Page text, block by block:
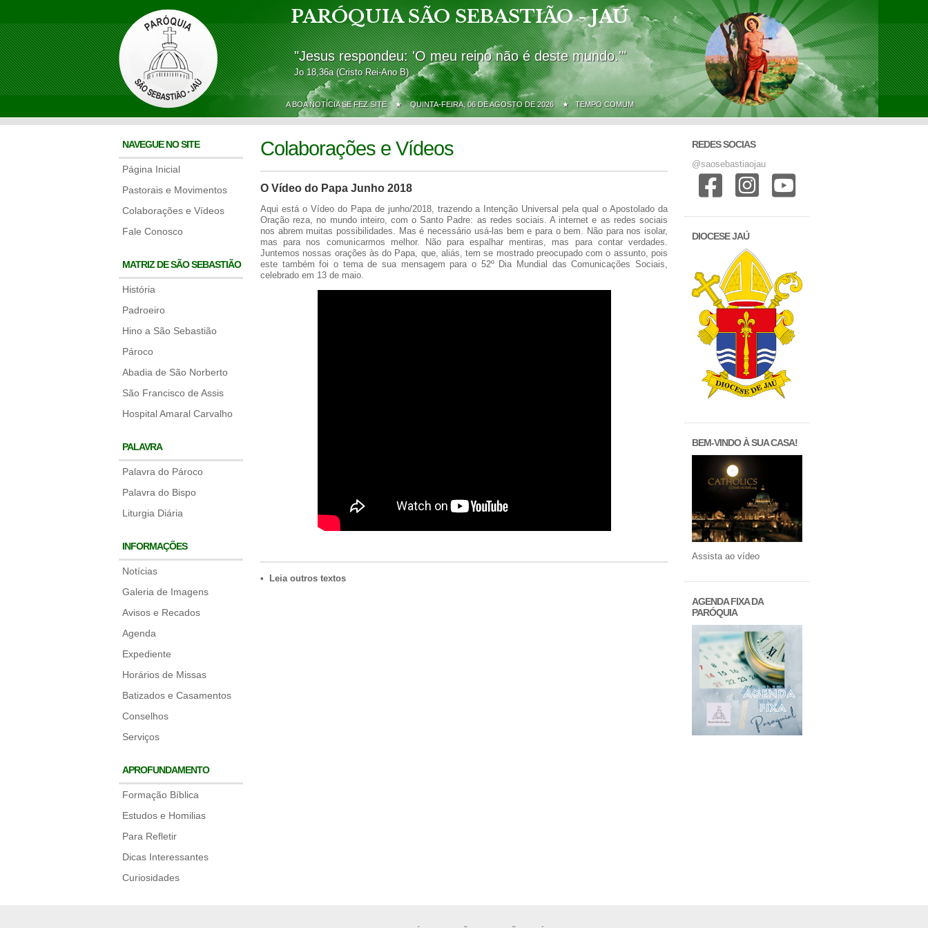
PARÓQUIA SÃO SEBASTIÃO - JAÚ
"Jesus respondeu: 'O meu reino não é deste mundo.'"
Jo 18,36a (Cristo Rei-Ano B)
A BOA NOTÍCIA SE FEZ SITE ★QUINTA-FEIRA, 06 DE AGOSTO DE 2026 ★ TEMPO COMUM
NAVEGUE NO SITE
Página Inicial
Pastorais e Movimentos
Colaborações e Vídeos
Fale Conosco
MATRIZ DE SÃO SEBASTIÃO
História
Padroeiro
Hino a São Sebastião
Pároco
Abadia de São Norberto
São Francisco de Assis
Hospital Amaral Carvalho
PALAVRA
Palavra do Pároco
Palavra do Bispo
Liturgia Diária
INFORMAÇÕES
Notícias
Galeria de Imagens
Avisos e Recados
Agenda
Expediente
Horários de Missas
Batizados e Casamentos
Conselhos
Serviços
APROFUNDAMENTO
Formação Bíblica
Estudos e Homilias
Para Refletir
Dicas Interessantes
Curiosidades
Colaborações e Vídeos
O Vídeo do Papa Junho 2018
Aqui está o Vídeo do Papa de junho/2018, trazendo a Intenção Universal pela qual o Apostolado da
Oração reza, no mundo inteiro, com o Santo Padre: as redes sociais. A internet e as redes sociais
nos abrem muitas possibilidades. Mas é necessário usá-las bem e para o bem. Não para nos isolar,
mas para nos comunicarmos melhor. Não para espalhar mentiras, mas para contar verdades.
Juntemos nossas orações às do Papa, que, aliás, tem se mostrado preocupado com o assunto, pois
este também foi o tema de sua mensagem para o 52º Dia Mundial das Comunicações Sociais,
celebrado em 13 de maio.
• Leia outros textos
REDES SOCIAS
@saosebastiaojau
DIOCESE JAÚ
BEM-VINDO À SUA CASA!
Assista ao vídeo
AGENDA FIXA DA
PARÓQUIA